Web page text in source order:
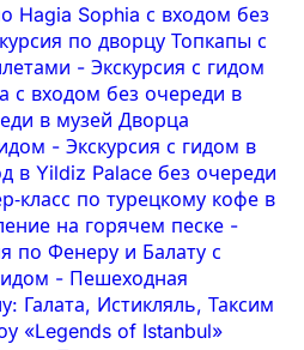
Hagia Sophia с входом без
по дворцу Топкапы с
- Экскурсия с гидом
с входом без очереди в
в музей Дворца
- Экскурсия с гидом в
в Yildiz Palace без очереди
по турецкому кофе в
на горячем песке -
по Фенеру и Балату с
- Пешеходная
Галата, Истикляль, Таксим
«Legends of Istanbul»